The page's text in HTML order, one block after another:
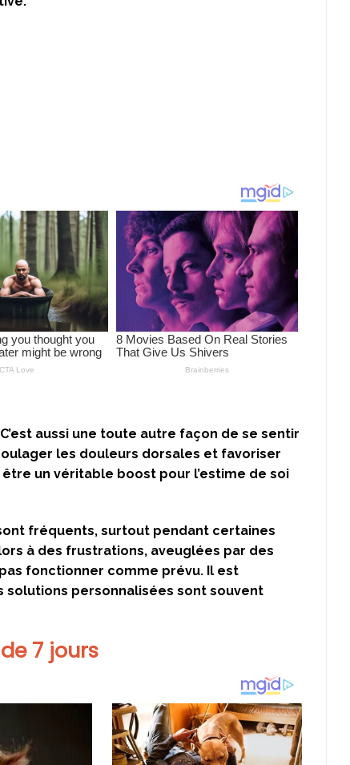
aussi une toute autre façon de se sentir
les douleurs dorsales et favoriser
un véritable boost pour l’estime de soi
fréquents, surtout pendant certaines
à des frustrations, aveuglées par des
fonctionner comme prévu. Il est
solutions personnalisées sont souvent
7 jours